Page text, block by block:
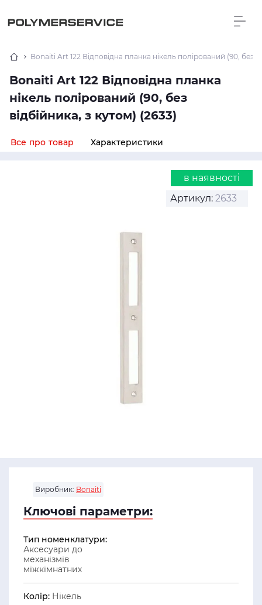
Bonaiti Art 122 Відповідна планка нікель полірований (90, без
Bonaiti Art 122 Відповідна планка
нікель полірований (90, без
відбійника, з кутом) (2633)
Все про товар Характеристики
в наявності
Артикул: 2633
Виробник: Bonaiti
Ключові параметри:
Тип номенклатури:
Аксесуари до
механізмів
міжкімнатних
Колір: Нікель